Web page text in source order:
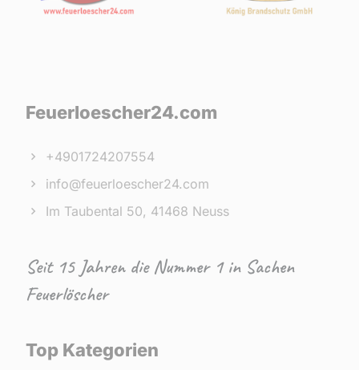
Feuerloescher24.com
+4901724207554
info@feuerloescher24.com
Im Taubental 50, 41468 Neuss
Seit 15 Jahren die Nummer 1 in Sachen
Feuerlöscher
Top Kategorien